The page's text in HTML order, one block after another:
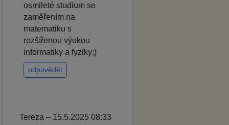
osmileté studium se
zaměřením na
matematiku s
rozšířenou výukou
informatiky a fyziky:)
odpovědět
Tereza – 15.5.2025 08:33